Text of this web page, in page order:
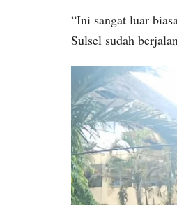
“Ini sangat luar
Sulsel sudah